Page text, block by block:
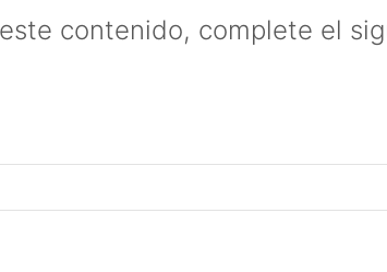
contenido, complete el